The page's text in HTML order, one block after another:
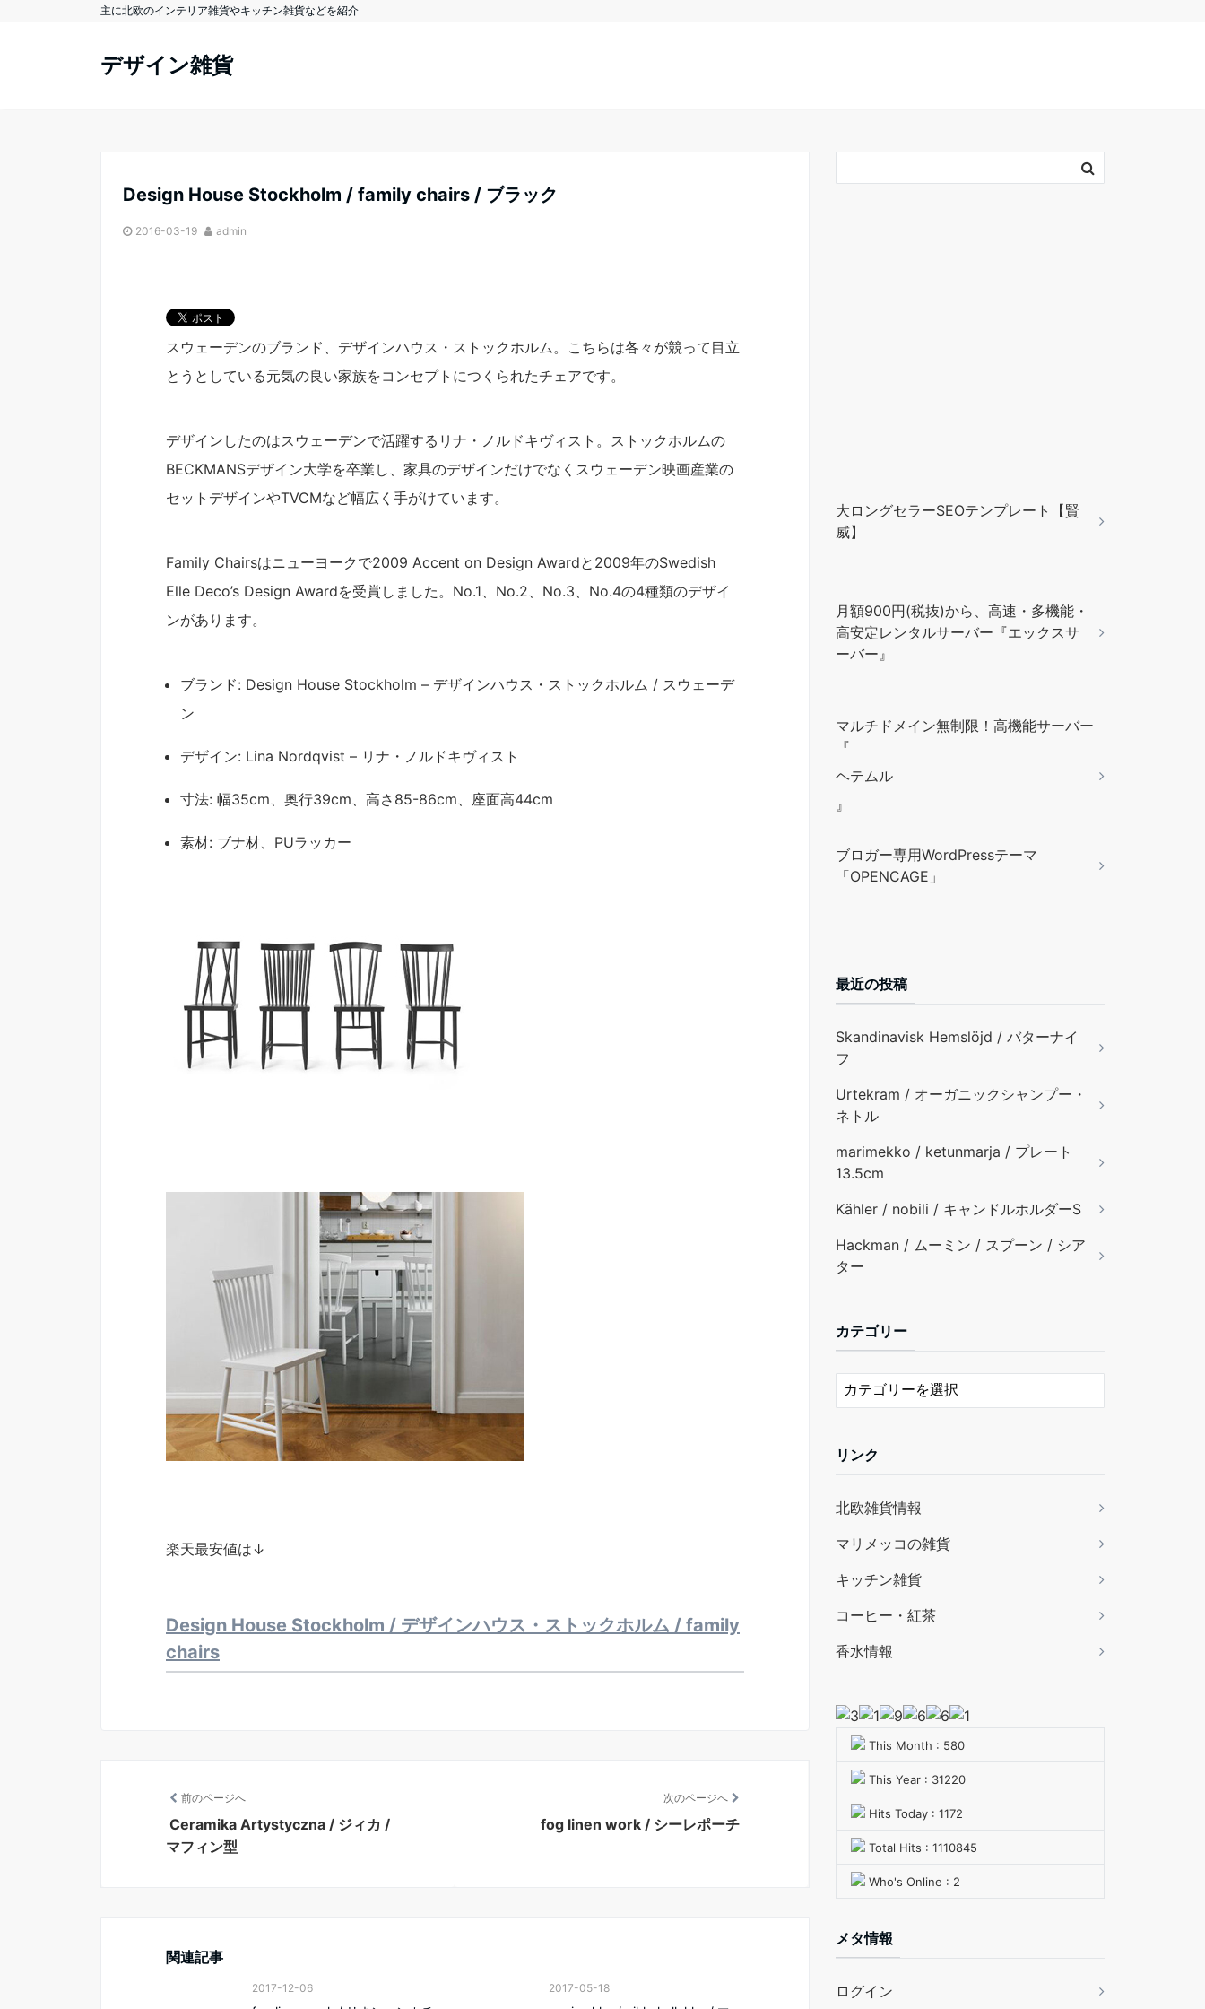
主に北欧のインテリア雑貨やキッチン雑貨などを紹介
デザイン雑貨
Design House Stockholm / family chairs / ブラック
2016-03-19 admin
スウェーデンのブランド、デザインハウス・ストックホルム。こちらは各々が競って目立
とうとしている元気の良い家族をコンセプトにつくられたチェアです。
デザインしたのはスウェーデンで活躍するリナ・ノルドキヴィスト。ストックホルムの
BECKMANSデザイン大学を卒業し、家具のデザインだけでなくスウェーデン映画産業の
セットデザインやTVCMなど幅広く手がけています。
Family Chairsはニューヨークで2009 Accent on Design Awardと2009年のSwedish
Elle Deco’s Design Awardを受賞しました。No.1、No.2、No.3、No.4の4種類のデザイ
ンがあります。
ブランド: Design House Stockholm – デザインハウス・ストックホルム / スウェーデ
ン
デザイン: Lina Nordqvist – リナ・ノルドキヴィスト
寸法: 幅35cm、奥行39cm、高さ85-86cm、座面高44cm
素材: ブナ材、PUラッカー
楽天最安値は↓
Design House Stockholm / デザインハウス・ストックホルム / family
chairs
前のページへ
Ceramika Artystyczna / ジィカ /
マフィン型
次のページへ
fog linen work / シーレポーチ
関連記事
2017-12-06 2017-05-18
大ロングセラーSEOテンプレート【賢
威】
月額900円(税抜)から、高速・多機能・
高安定レンタルサーバー『エックスサ
ーバー』
マルチドメイン無制限！高機能サーバー
『
ヘテムル
』
ブロガー専用WordPressテーマ
「OPENCAGE」
最近の投稿
Skandinavisk Hemslöjd / バターナイ
フ
Urtekram / オーガニックシャンプー・
ネトル
marimekko / ketunmarja / プレート
13.5cm
Kähler / nobili / キャンドルホルダーS
Hackman / ムーミン / スプーン / シア
ター
カテゴリー
リンク
北欧雑貨情報
マリメッコの雑貨
キッチン雑貨
コーヒー・紅茶
香水情報
This Month : 580
This Year : 31220
Hits Today : 1172
Total Hits : 1110845
Who's Online : 2
メタ情報
ログイン